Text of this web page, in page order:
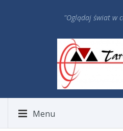
"Oglądaj świat w
Menu